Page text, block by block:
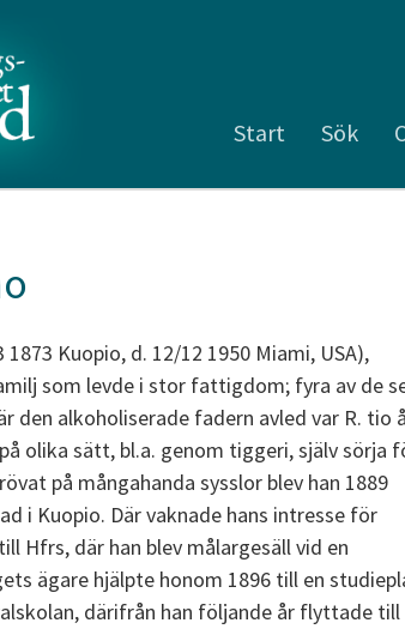
Start Sök
1873 Kuopio, d. 12/12 1950 Miami, USA),
som levde i stor fattigdom; fyra av de
den alkoholiserade fadern avled var R. tio
olika sätt, bl.a. genom tiggeri, själv sörja
på mångahanda sysslor blev han 1889
i Kuopio. Där vaknade hans intresse för
Hfrs, där han blev målargesäll vid en
ägare hjälpte honom 1896 till en
därifrån han följande år flyttade till